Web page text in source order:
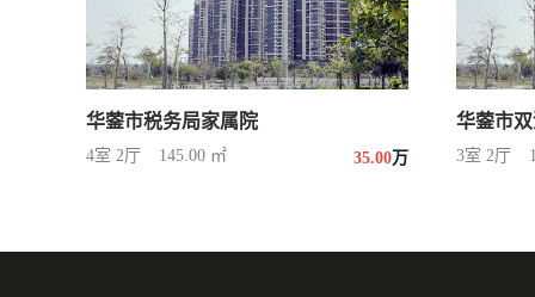
华蓥市税务局家属院
4室 2厅 145.00 ㎡ 35.00万
华蓥市
3室 2厅